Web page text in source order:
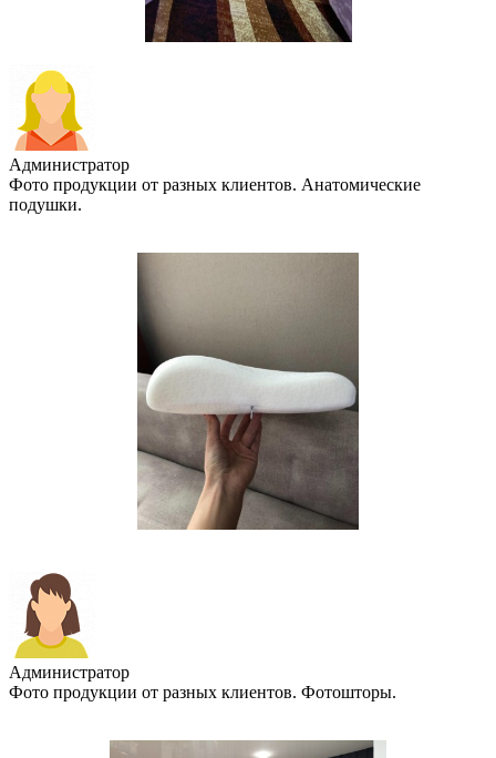
Администратор
Фото продукции от разных клиентов. Анатомические
подушки.
Администратор
Фото продукции от разных клиентов. Фотошторы.